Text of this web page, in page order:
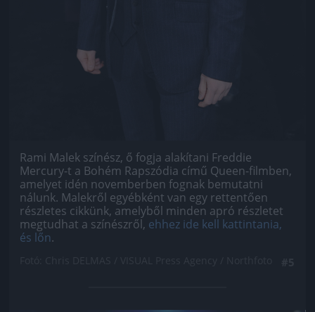
Rami Malek színész, ő fogja alakítani Freddie
Mercury-t a Bohém Rapszódia című Queen-filmben,
amelyet idén novemberben fognak bemutatni
nálunk. Malekről egyébként van egy rettentően
részletes cikkünk, amelyből minden apró részletet
megtudhat a színészről, ehhez ide kell kattintania,
és lőn.